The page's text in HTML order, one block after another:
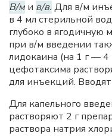
В/м и в/в. Для в/м
в 4 мл стерильной
глубоко в ягодичную
при в/м введении
лидокаина (на 1 г —
цефотаксима
для инъекций.
Для капельного
растворяют 2 г
раствора натрия